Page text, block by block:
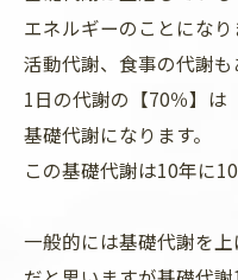
エネルギーのことになり
活動代謝、食事の代謝
1日の代謝の【70％】は
基礎代謝になります。
この基礎代謝は10年に
一般的には基礎代謝を